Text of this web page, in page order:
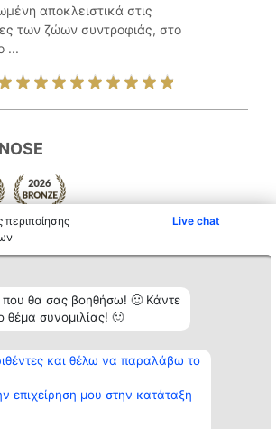
περιποίησης
Live chat
που θα σας βοηθήσω! 🙂 Κάντε
θέμα συνομιλίας! 🙂
και θέλω να παραλάβω το
επιχείρηση μου στην κατάταξη
αποκλειστικά στις
των ζώων συντροφιάς, στο
...
Κατάταξη
Διακριθέντες
Λίστα όλων
διακριθέντων
Μεθοδολογία
προϋποθέσεις
Επικοινωνία